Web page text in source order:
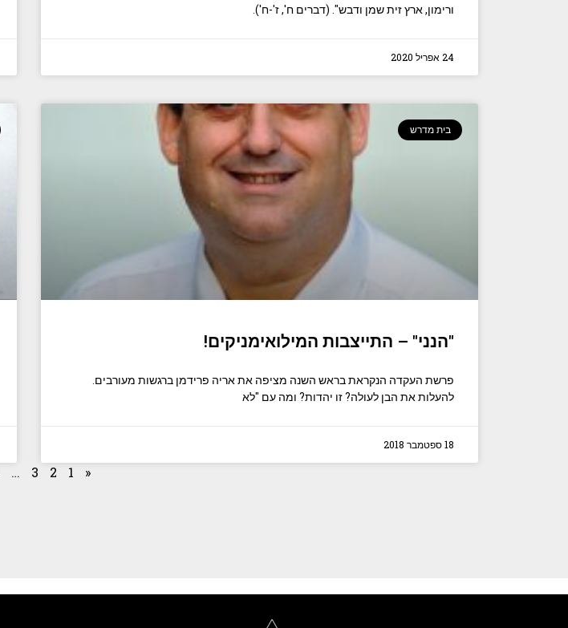
ורימון, ארץ זית שמן ודבש". (דברים ח', ז'-ח').
24 אפריל 2020
בית מדרש
"הנני" – התייצבות המילואימניקים!
פרשת העקדה הנקראת בראש השנה מציפה את אריה פרידמן ברגשות מעורבים.
להעלות את הבן לעולה? זו יהדות? ומה עם "לא
18 ספטמבר 2018
«
1
2
3
…